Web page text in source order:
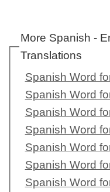
More Spanish -
Translations
Spanish Word
Spanish Word
Spanish Word
Spanish Word
Spanish Word
Spanish Word
Spanish Word